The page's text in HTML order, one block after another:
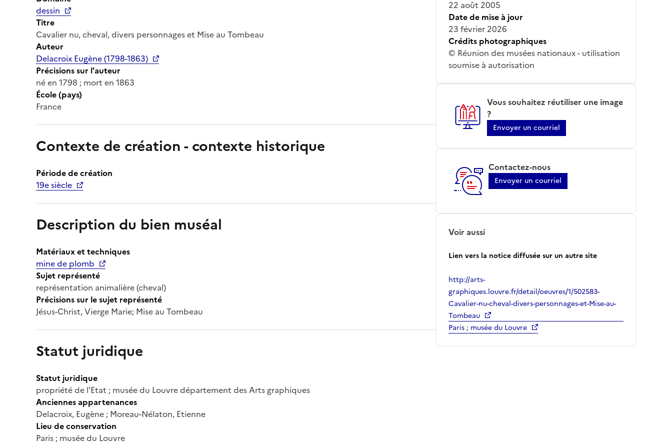
dessin
Titre
Cavalier nu, cheval, divers personnages et Mise au Tombeau
Auteur
Delacroix Eugène (1798-1863)
Précisions sur l'auteur
né en 1798 ; mort en 1863
École (pays)
France
Contexte de création - contexte historique
Période de création
19e siècle
Description du bien muséal
Matériaux et techniques
mine de plomb
Sujet représenté
représentation animalière (cheval)
Précisions sur le sujet représenté
Jésus-Christ, Vierge Marie; Mise au Tombeau
Statut juridique
Statut juridique
propriété de l'Etat ; musée du Louvre département des Arts graphiques
Anciennes appartenances
Delacroix, Eugène ; Moreau-Nélaton, Etienne
Lieu de conservation
Paris ; musée du Louvre
22 août 2005
Date de mise à jour
23 février 2026
Crédits photographiques
© Réunion des musées nationaux - utilisation
soumise à autorisation
Vous souhaitez réutiliser une image
?
Envoyer un courriel
Contactez-nous
Envoyer un courriel
Voir aussi
Lien vers la notice diffusée sur un autre site
http://arts-
graphiques.louvre.fr/detail/oeuvres/1/502583-
Cavalier-nu-cheval-divers-personnages-et-Mise-au-
Tombeau
Paris ; musée du Louvre